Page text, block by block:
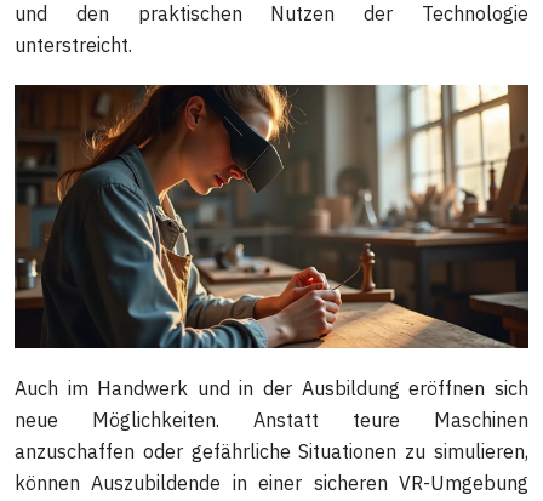
und den praktischen Nutzen der Technologie
unterstreicht.
Auch im Handwerk und in der Ausbildung eröffnen sich
neue Möglichkeiten. Anstatt teure Maschinen
anzuschaffen oder gefährliche Situationen zu simulieren,
können Auszubildende in einer sicheren VR-Umgebung